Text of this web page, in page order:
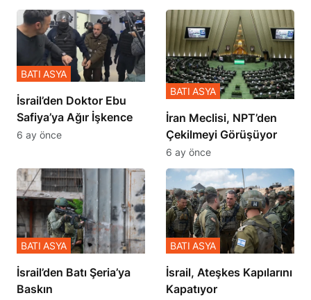
İsrail’den Doktor Ebu
Safiya’ya Ağır İşkence
BATI ASYA
6 ay önce
İran Meclisi, NPT’den
Çekilmeyi Görüşüyor
BATI ASYA
6 ay önce
​​​​​​​İsrail’den Batı Şeria’ya
Baskın
BATI ASYA
İsrail, Ateşkes Kapılarını
Kapatıyor
BATI ASYA